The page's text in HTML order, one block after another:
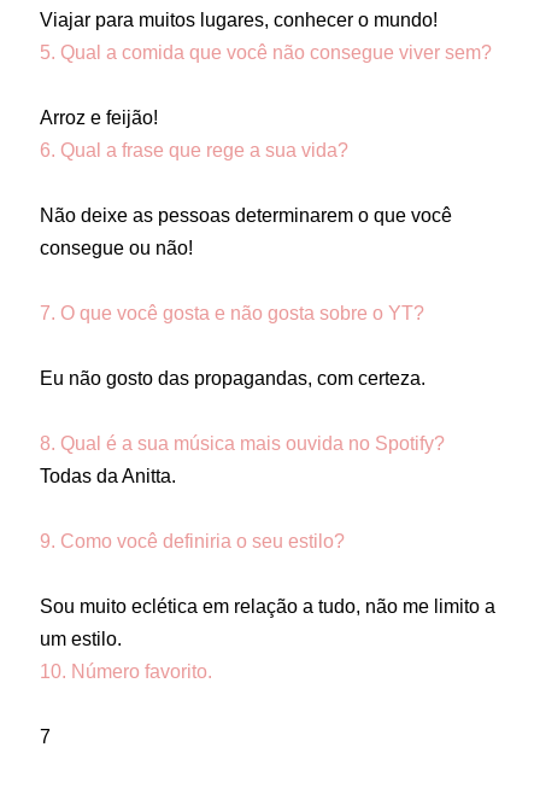
Viajar para muitos lugares, conhecer o mundo!
5. Qual a comida que você não consegue viver sem?
Arroz e feijão!
6. Qual a frase que rege a sua vida?
Não deixe as pessoas determinarem o que você
consegue ou não!
7. O que você gosta e não gosta sobre o YT?
Eu não gosto das propagandas, com certeza.
8. Qual é a sua música mais ouvida no Spotify?
Todas da Anitta.
9. Como você definiria o seu estilo?
Sou muito eclética em relação a tudo, não me limito a
um estilo.
10. Número favorito.
7